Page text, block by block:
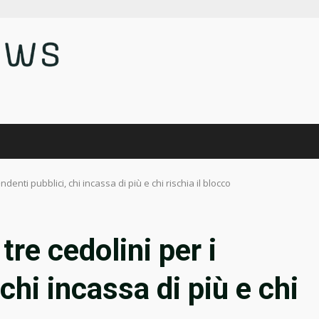
pubblici, chi incassa di più e chi rischia il blocco
cedolini per i
incassa di più e chi